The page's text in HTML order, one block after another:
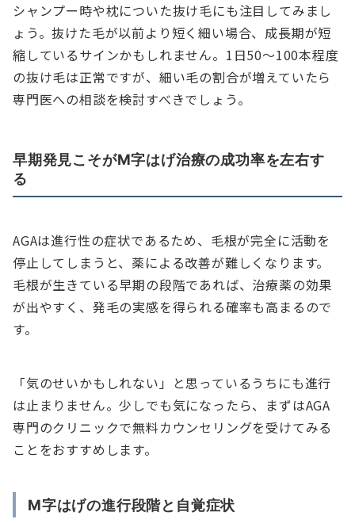
シャンプー時や枕についた抜け毛にも注目してみまし
ょう。抜けた毛が以前より短く細い場合、成長期が短
縮しているサインかもしれません。1日50〜100本程度
の抜け毛は正常ですが、細い毛の割合が増えていたら
専門医への相談を検討すべきでしょう。
早期発見こそがM字はげ治療の成功率を左右す
る
AGAは進行性の症状であるため、毛根が完全に活動を
停止してしまうと、薬による改善が難しくなります。
毛根が生きている早期の段階であれば、治療薬の効果
が出やすく、発毛の実感を得られる確率も高まるので
す。
「気のせいかもしれない」と思っているうちにも進行
は止まりません。少しでも気になったら、まずはAGA
専門のクリニックで無料カウンセリングを受けてみる
ことをおすすめします。
M字はげの進行段階と自覚症状